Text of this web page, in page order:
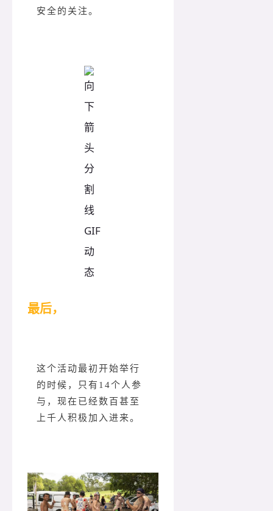
安全的关注。
最后，
这个活动最初开始举行
的时候，只有14个人参
与，现在已经数百甚至
上千人积极加入进来。